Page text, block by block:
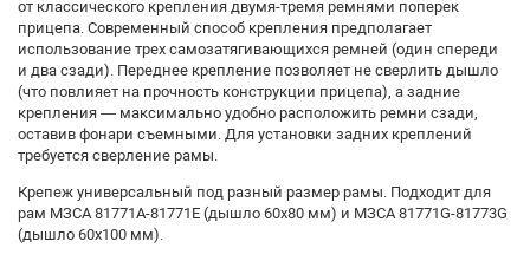
от классического крепления двумя-тремя ремнями поперек
прицепа. Современный способ крепления предполагает
использование трех самозатягивающихся ремней (один спереди
и два сзади). Переднее крепление позволяет не сверлить дышло
(что повлияет на прочность конструкции прицепа), а задние
крепления — максимально удобно расположить ремни сзади,
оставив фонари съемными. Для установки задних креплений
требуется сверление рамы.
Крепеж универсальный под разный размер рамы. Подходит для
рам МЗСА 81771A-81771E (дышло 60x80 мм) и МЗСА 81771G-81773G
(дышло 60x100 мм).